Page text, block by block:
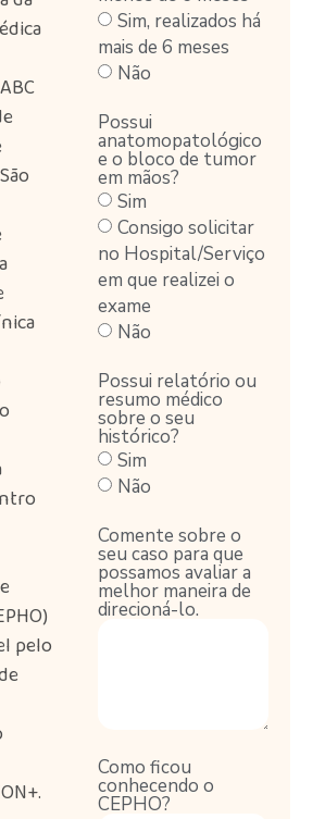
pelo
Sim, realizados há
mais de 6 meses
Não
Possui
anatomopatológico
e o bloco de tumor
em mãos?
Sim
Consigo solicitar
no Hospital/Serviço
em que realizei o
exame
Não
Possui relatório ou
resumo médico
sobre o seu
histórico?
Sim
Não
Comente sobre o
seu caso para que
possamos avaliar a
melhor maneira de
direcioná-lo.
Como ficou
conhecendo o
CEPHO?